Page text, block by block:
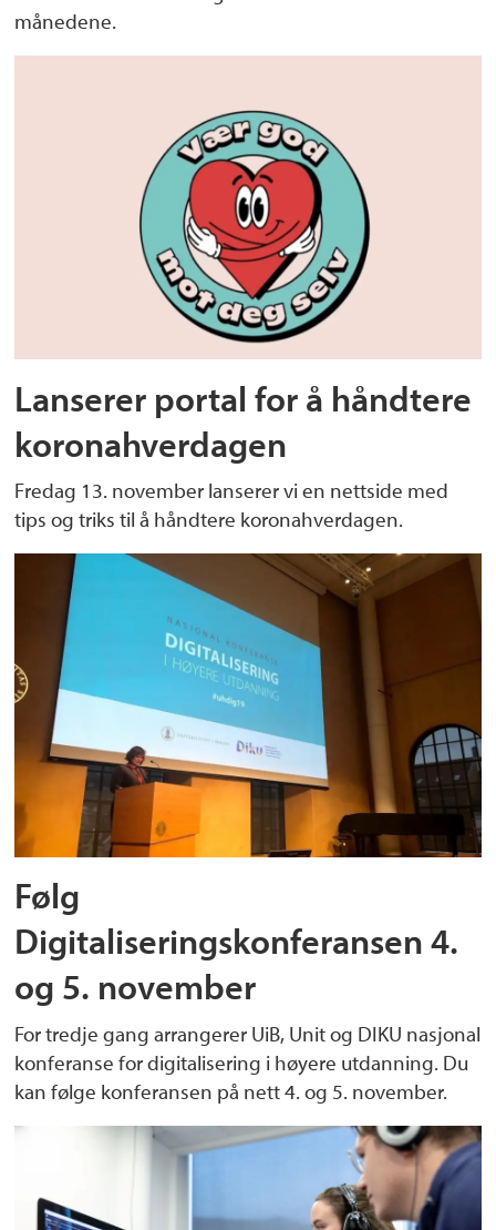
månedene.
Lanserer portal for å håndtere
koronahverdagen
Fredag 13. november lanserer vi en nettside med
tips og triks til å håndtere koronahverdagen.
Følg
Digitaliseringskonferansen 4.
og 5. november
For tredje gang arrangerer UiB, Unit og DIKU nasjonal
konferanse for digitalisering i høyere utdanning. Du
kan følge konferansen på nett 4. og 5. november.